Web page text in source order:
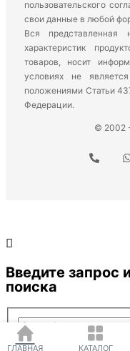
ГЛАВНАЯ КАТАЛОГ
пользовательского
свои данные в любой
Вся представленная
характеристик
товаров, носит
условиях не
положениями Статьи
Федерации.
© 2002
Введите запрос
поиска
Search...